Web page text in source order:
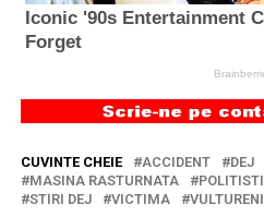
CUVINTE CHEIE ACCIDENT DEJ
MASINA RASTURNATA
POLITISTI
STIRI DEJ
VICTIMA VULTURENI